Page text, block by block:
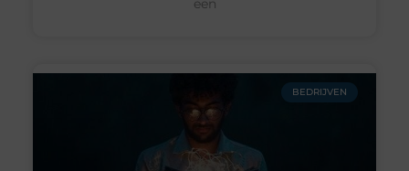
een
BEDRIJVEN